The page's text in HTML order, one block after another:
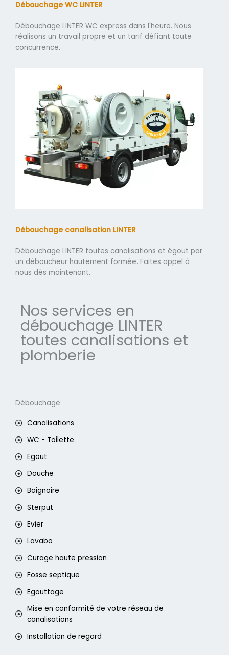
Débouchage WC LINTER
Débouchage LINTER WC express dans l'heure. Nous
réalisons un travail propre et un tarif défiant toute
concurrence.
Débouchage canalisation LINTER
Débouchage LINTER toutes canalisations et égout par
un déboucheur hautement formée. Faites appel à
nous dès maintenant.
Nos services en
débouchage LINTER
toutes canalisations et
plomberie
Débouchage
Canalisations
WC - Toilette
Egout
Douche
Baignoire
Sterput
Evier
Lavabo
Curage haute pression
Fosse septique
Egouttage
Mise en conformité de votre réseau de
canalisations
Installation de regard